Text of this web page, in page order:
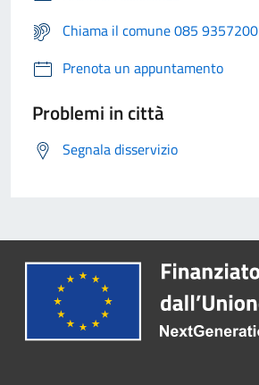
Chiama il comune 085 9357200
Prenota un appuntamento
Problemi in città
Segnala disservizio